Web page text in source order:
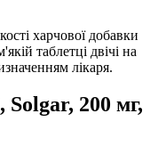
харчової добавки
таблетці двічі на
лікаря.
200 мг,